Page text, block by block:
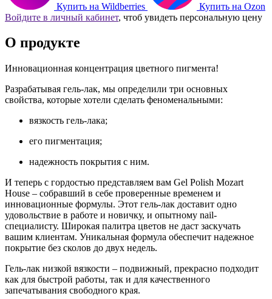
Купить на Wildberries
Купить на Ozon
Войдите в личный кабинет, чтоб увидеть персональную цену
О продукте
Инновационная концентрация цветного пигмента!
Разрабатывая гель-лак, мы определили три основных
свойства, которые хотели сделать феноменальными:
вязкость гель-лака;
его пигментация;
надежность покрытия с ним.
И теперь с гордостью представляем вам Gel Polish Mozart
House – собравший в себе проверенные временем и
инновационные формулы. Этот гель-лак доставит одно
удовольствие в работе и новичку, и опытному nail-
специалисту. Широкая палитра цветов не даст заскучать
вашим клиентам. Уникальная формула обеспечит надежное
покрытие без сколов до двух недель.
Гель-лак низкой вязкости – подвижный, прекрасно подходит
как для быстрой работы, так и для качественного
запечатывания свободного края.